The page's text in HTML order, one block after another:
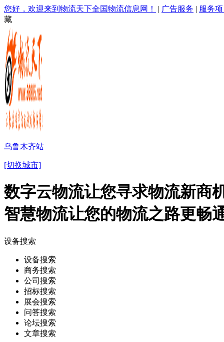
您好，欢迎来到物流天下全国物流信息网！ | 广告服务 | 服务
藏
乌鲁木齐站
[切换城市]
数字云物流让您寻求物流新商
智慧物流让您的物流之路更畅
设备搜索
设备搜索
商务搜索
公司搜索
招标搜索
展会搜索
问答搜索
论坛搜索
文章搜索